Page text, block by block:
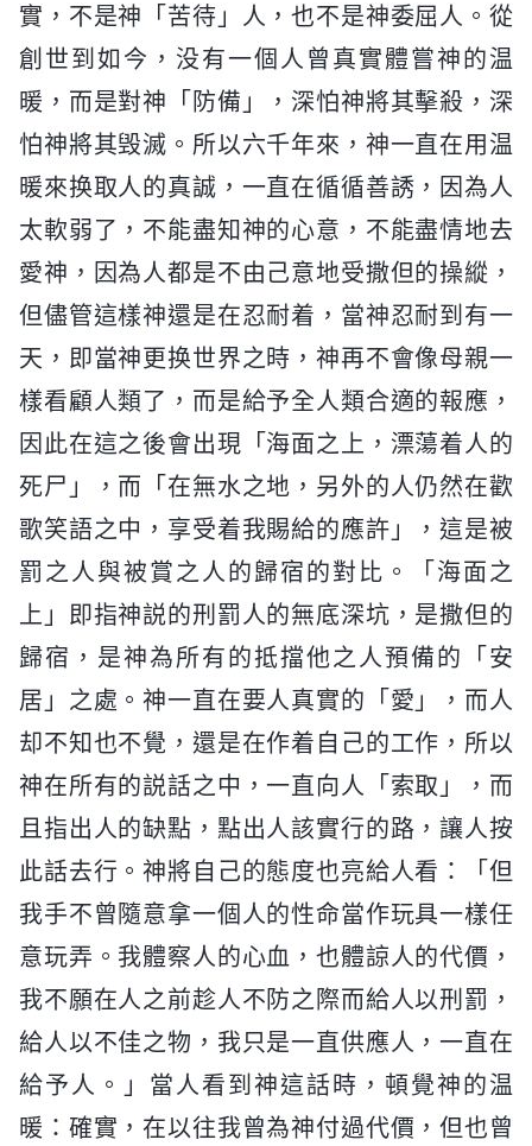
實，不是神「苦待」人，也不是神委屈人。從
創世到如今，没有一個人曾真實體嘗神的温
暖，而是對神「防備」，深怕神將其擊殺，深
怕神將其毁滅。所以六千年來，神一直在用温
暖來换取人的真誠，一直在循循善誘，因為人
太軟弱了，不能盡知神的心意，不能盡情地去
愛神，因為人都是不由己意地受撒但的操縱，
但儘管這樣神還是在忍耐着，當神忍耐到有一
天，即當神更换世界之時，神再不會像母親一
樣看顧人類了，而是給予全人類合適的報應，
因此在這之後會出現「海面之上，漂蕩着人的
死尸」，而「在無水之地，另外的人仍然在歡
歌笑語之中，享受着我賜給的應許」，這是被
罰之人與被賞之人的歸宿的對比。「海面之
上」即指神説的刑罰人的無底深坑，是撒但的
歸宿，是神為所有的抵擋他之人預備的「安
居」之處。神一直在要人真實的「愛」，而人
却不知也不覺，還是在作着自己的工作，所以
神在所有的説話之中，一直向人「索取」，而
且指出人的缺點，點出人該實行的路，讓人按
此話去行。神將自己的態度也亮給人看：「但
我手不曾隨意拿一個人的性命當作玩具一樣任
意玩弄。我體察人的心血，也體諒人的代價，
我不願在人之前趁人不防之際而給人以刑罰，
給人以不佳之物，我只是一直供應人，一直在
給予人。」當人看到神這話時，頓覺神的温
暖：確實，在以往我曾為神付過代價，但也曾